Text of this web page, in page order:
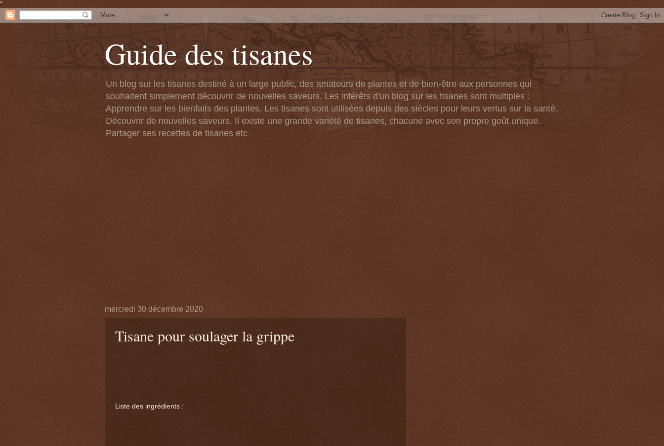
"
Guide des tisanes
Un blog sur les tisanes destiné à un large public, des amateurs de plantes et de bien-être aux personnes qui
souhaitent simplement découvrir de nouvelles saveurs. Les intérêts d'un blog sur les tisanes sont multiples :
Apprendre sur les bienfaits des plantes. Les tisanes sont utilisées depuis des siècles pour leurs vertus sur la santé.
Découvrir de nouvelles saveurs. Il existe une grande variété de tisanes, chacune avec son propre goût unique.
Partager ses recettes de tisanes etc
mercredi 30 décembre 2020
Tisane pour soulager la grippe
Liste des ingrédients :